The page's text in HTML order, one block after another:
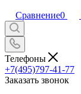
Сравнение0
Телефоны
+7(495)797-41-77
Заказать звонок